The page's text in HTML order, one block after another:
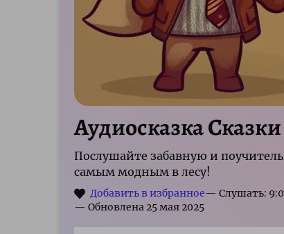
Аудиосказка
Послушайте забавную и
самым модным в лесу!
— Слушать: